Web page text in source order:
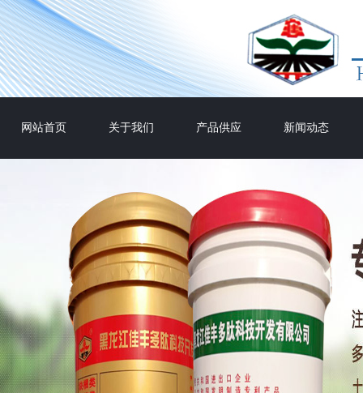
网站首页 关于我们 产品供应 新闻动态